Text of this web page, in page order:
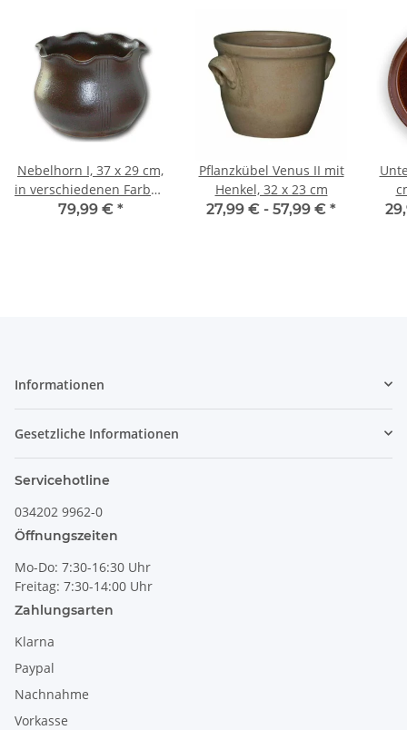
Nebelhorn I, 37 x 29 cm,
in verschiedenen Farben
verfügbar
79,99 € *
Pflanzkübel Venus II mit
Henkel, 32 x 23 cm
27,99 € - 57,99 € *
Informationen
Gesetzliche Informationen
Servicehotline
034202 9962-0
Öffnungszeiten
Mo-Do: 7:30-16:30 Uhr
Freitag: 7:30-14:00 Uhr
Zahlungsarten
Klarna
Paypal
Nachnahme
Vorkasse